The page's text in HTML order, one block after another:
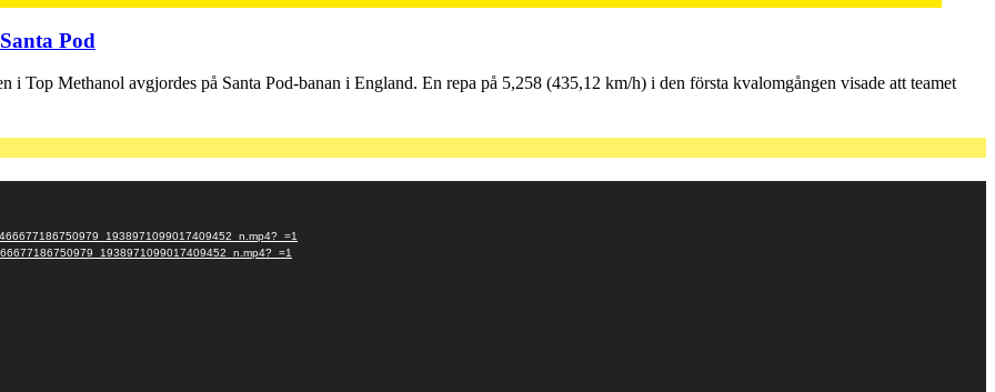
Pod
Top Methanol avgjordes på Santa Pod-banan i England. En repa på 5,258 (435,12 km/h) i den första kvalomgången visade att teamet